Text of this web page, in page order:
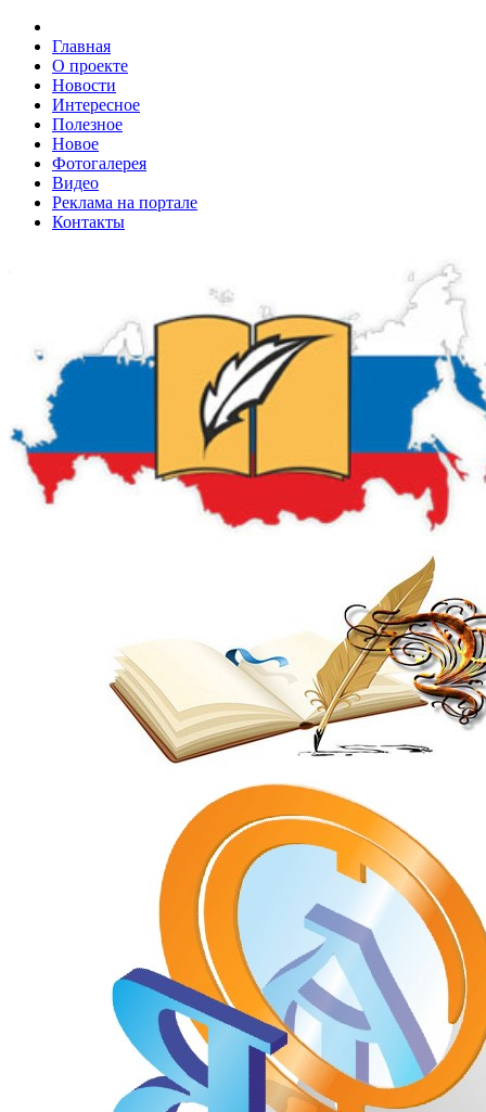
Главная
О проекте
Новости
Интересное
Полезное
Новое
Фотогалерея
Видео
Реклама на портале
Контакты